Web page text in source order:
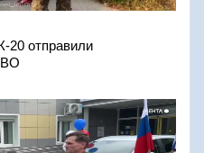
20 отправили